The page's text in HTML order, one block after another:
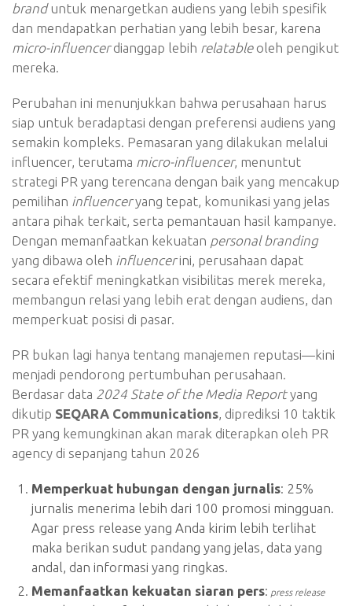
branduntuk menargetkan audiens yang lebih spesifik
dan mendapatkan perhatian yang lebih besar, karena
micro-influencerdianggap lebih relatableoleh pengikut
mereka.
Perubahan ini menunjukkan bahwa perusahaan harus
siap untuk beradaptasi dengan preferensi audiens yang
semakin kompleks. Pemasaran yang dilakukan melalui
influencer, terutama micro-influencer, menuntut
strategi PR yang terencana dengan baik yang mencakup
pemilihan influenceryang tepat, komunikasi yang jelas
antara pihak terkait, serta pemantauan hasil kampanye.
Dengan memanfaatkan kekuatan personal branding
yang dibawa oleh influencerini, perusahaan dapat
secara efektif meningkatkan visibilitas merek mereka,
membangun relasi yang lebih erat dengan audiens, dan
memperkuat posisi di pasar.
PR bukan lagi hanya tentang manajemen reputasi—kini
menjadi pendorong pertumbuhan perusahaan.
Berdasar data 2024 State of the Media Reportyang
dikutip SEQARA Communications, diprediksi 10 taktik
PR yang kemungkinan akan marak diterapkan oleh PR
agency di sepanjang tahun 2026
Memperkuat hubungan dengan jurnalis: 25%
jurnalis menerima lebih dari 100 promosi mingguan.
Agar press release yang Anda kirim lebih terlihat
maka berikan sudut pandang yang jelas, data yang
andal, dan informasi yang ringkas.
Memanfaatkan kekuatan siaran pers: press release